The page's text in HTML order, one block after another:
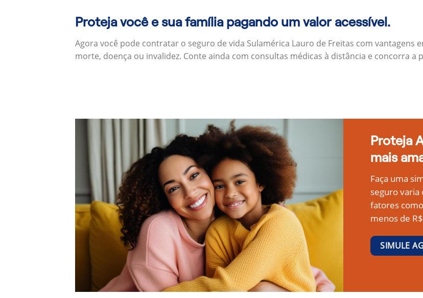
Proteja você e sua família pagando um valor acessível.
Agora você pode contratar o seguro de vida Sulamérica Lauro de Freitas com vantagens
morte, doença ou invalidez. Conte ainda com consultas médicas à distância e concorra
Proteja
mais
Faça uma
seguro
fatores
menos de
SIMULE